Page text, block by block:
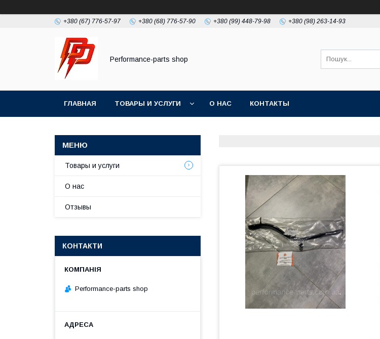
+380 (67) 776-57-97 +380 (68) 776-57-90 +380 (99) 448-79-98 +380 (98) 263-14-93
Performance-parts shop
ГЛАВНАЯ ТОВАРЫ И УСЛУГИ О НАС КОНТАКТЫ
Товары и услуги
О нас
Отзывы
КОНТАКТИ
Performance-parts shop